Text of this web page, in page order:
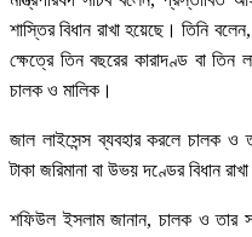
শাস্তির বিধান রাখা হয়েছে। তিনি
ক্ষেত্রে তিন বছরের কারাদণ্ড বা তিন
চালক ও মালিক।
জাল লাইসেন্স ব্যবহার করলে চালক ও
টাকা জরিমানা বা উভয় দণ্ডের বিধান
শফিউল ইসলাম জানান, চালক ও তার